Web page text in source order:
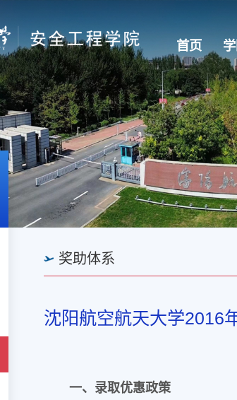
首页
奖助体系
沈阳航空航天大学2016
一、录取优惠政策